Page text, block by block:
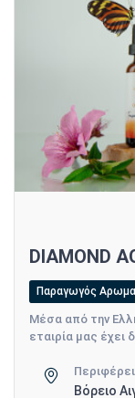
DIAMOND
Παραγωγός
Μέσα από την
εταιρία μας έχει
Βόρειο